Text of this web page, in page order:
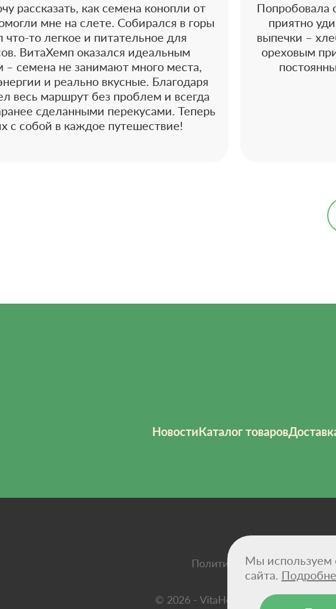
рассказать, как семена конопли от
мне на слете. Собирался в горы
что-то легкое и питательное для
ВитаХемп оказался идеальным
семена не занимают много места,
и реально вкусные. Благодаря
весь маршрут без проблем и всегда
сделанными перекусами. Теперь
с собой в каждое путешествие!
Попробовала
приятно
выпечки –
ореховым
НовостиКаталог товаров
Политика
© 2026 - VitaHemp — натуральные
Мы используем
сайта.